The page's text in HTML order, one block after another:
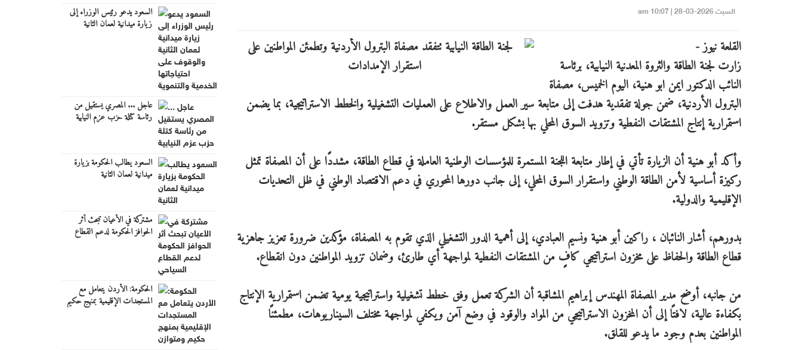
السبت 2026-03-28 | 10:07 am
القلعة نيوز -
زارت لجنة الطاقة والثروة المعدنية النيابية، برئاسة
النائب الدكتور ايمن ابو هنية، اليوم الخميس، مصفاة
البترول الأردنية، ضمن جولة تفقدية هدفت إلى متابعة سير العمل والاطلاع على العمليات التشغيلية والخطط الاستراتيجية، بما يضمن
استمرارية إنتاج المشتقات النفطية وتزويد السوق المحلي بها بشكل مستقر.
وأكد أبو هنية أن الزيارة تأتي في إطار متابعة اللجنة المستمرة للمؤسسات الوطنية العاملة في قطاع الطاقة، مشددًا على أن المصفاة تمثل
ركيزة أساسية لأمن الطاقة الوطني واستقرار السوق المحلي، إلى جانب دورها المحوري في دعم الاقتصاد الوطني في ظل التحديات
الإقليمية والدولية.
بدورهم، أشار النائبان ، راكين أبو هنية ونسيم العبادي، إلى أهمية الدور التشغيلي الذي تقوم به المصفاة، مؤكدين ضرورة تعزيز جاهزية
قطاع الطاقة والحفاظ على مخزون استراتيجي كافٍ من المشتقات النفطية لمواجهة أي طارئ، وضمان تزويد المواطنين دون انقطاع.
من جانبه، أوضح مدير المصفاة المهندس إبراهيم المشاقبة أن الشركة تعمل وفق خطط تشغيلية واستراتيجية يومية تضمن استمرارية الإنتاج
بكفاءة عالية، لافتًا إلى أن المخزون الاستراتيجي من المواد والوقود في وضع آمن ويكفي لمواجهة مختلف السيناريوهات، مطمئنًا
المواطنين بعدم وجود ما يدعو للقلق.
السعود يدعو رئيس الوزراء إلى
زيارة ميدانية لعمان الثانية
عاجل ... المصري يستقيل من
رئاسة كتلة حزب عزم النيابية
السعود يطالب الحكومة بزيارة
ميدانية لعمان الثانية
مشتركة في الأعيان تبحث أثر
الحوافز الحكومة لدعم القطاع
الحكومة: الأردن يتعامل مع
المستجدات الإقليمية بمنهج حكيم